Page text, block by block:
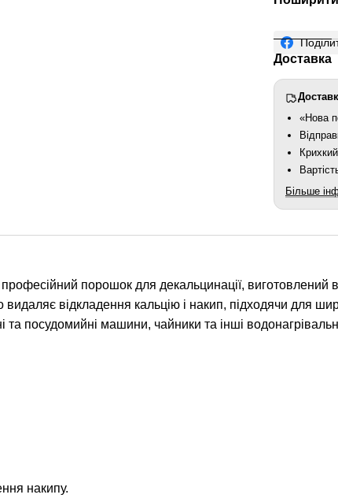
Доставка
«Нова
Більше
порошок для декальцинації, виготовлений в
відкладення кальцію і накип, підходячи для
посудомийні машини, чайники та інші
накипу.